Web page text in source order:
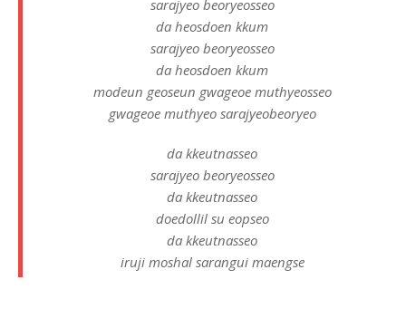
sarajyeo beoryeosseo
da heosdoen kkum
sarajyeo beoryeosseo
da heosdoen kkum
modeun geoseun gwageoe muthyeosseo
gwageoe muthyeo sarajyeobeoryeo
da kkeutnasseo
sarajyeo beoryeosseo
da kkeutnasseo
doedollil su eopseo
da kkeutnasseo
iruji moshal sarangui maengse